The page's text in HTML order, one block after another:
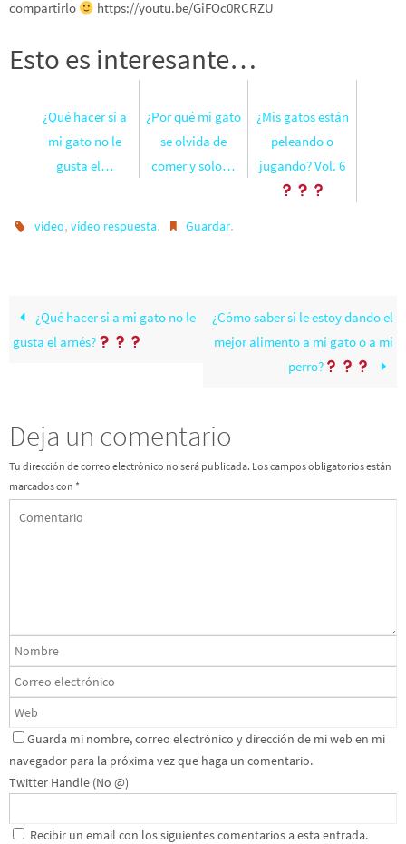
compartirlo
https://youtu.be/GiFOc0RCRZU
Esto es interesante…
¿Qué hacer si a
mi gato no le
gusta el…
¿Por qué mi gato
se olvida de
comer y solo…
¿Mis gatos están
peleando o
jugando? Vol. 6
vídeo,vídeo respuesta. Guardar.
¿Qué hacer si a mi gato no le
gusta el arnés?
¿Cómo saber si le estoy dando el
mejor alimento a mi gato o a mi
perro?
Deja un comentario
Tu dirección de correo electrónico no será publicada. Los campos obligatorios están
marcados con *
Guarda mi nombre, correo electrónico y dirección de mi web en mi
navegador para la próxima vez que haga un comentario.
Twitter Handle (No @)
Recibir un email con los siguientes comentarios a esta entrada.